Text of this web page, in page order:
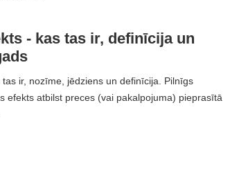
- kas tas ir, definīcija un
tas ir, nozīme, jēdziens un definīcija. Pilnīgs
efekts atbilst preces (vai pakalpojuma) pieprasītā